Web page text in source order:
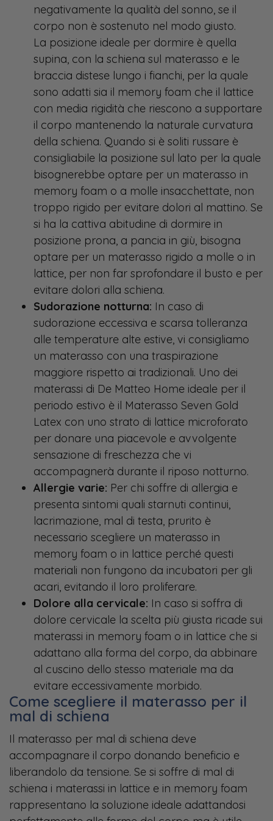
negativamente la qualità del sonno, se il
corpo non è sostenuto nel modo giusto.
La posizione ideale per dormire è quella
supina, con la schiena sul materasso e le
braccia distese lungo i fianchi, per la quale
sono adatti sia il memory foam che il lattice
con media rigidità che riescono a supportare
il corpo mantenendo la naturale curvatura
della schiena. Quando si è soliti russare è
consigliabile la posizione sul lato per la quale
bisognerebbe optare per un materasso in
memory foam o a molle insacchettate, non
troppo rigido per evitare dolori al mattino. Se
si ha la cattiva abitudine di dormire in
posizione prona, a pancia in giù, bisogna
optare per un materasso rigido a molle o in
lattice, per non far sprofondare il busto e per
evitare dolori alla schiena.
Sudorazione notturna: In caso di
sudorazione eccessiva e scarsa tolleranza
alle temperature alte estive, vi consigliamo
un materasso con una traspirazione
maggiore rispetto ai tradizionali. Uno dei
materassi di De Matteo Home ideale per il
periodo estivo è il Materasso Seven Gold
Latex con uno strato di lattice microforato
per donare una piacevole e avvolgente
sensazione di freschezza che vi
accompagnerà durante il riposo notturno.
Allergie varie: Per chi soffre di allergia e
presenta sintomi quali starnuti continui,
lacrimazione, mal di testa, prurito è
necessario scegliere un materasso in
memory foam o in lattice perché questi
materiali non fungono da incubatori per gli
acari, evitando il loro proliferare.
Dolore alla cervicale: In caso si soffra di
dolore cervicale la scelta più giusta ricade sui
materassi in memory foam o in lattice che si
adattano alla forma del corpo, da abbinare
al cuscino dello stesso materiale ma da
evitare eccessivamente morbido.
Come scegliere il materasso per il
mal di schiena
Il materasso per mal di schiena deve
accompagnare il corpo donando beneficio e
liberandolo da tensione. Se si soffre di mal di
schiena i materassi in lattice e in memory foam
rappresentano la soluzione ideale adattandosi